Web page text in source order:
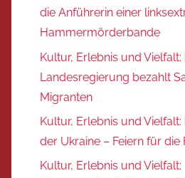
die Anführerin einer
Hammermörderbande
Kultur, Erlebnis und
Landesregierung bezahlt
Migranten
Kultur, Erlebnis und
der Ukraine – Feiern für die
Kultur, Erlebnis und Vielfalt: